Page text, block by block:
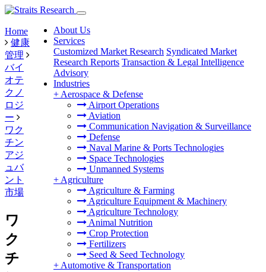
About Us
Services
Customized Market Research Syndicated Market
Research Reports Transaction & Legal Intelligence
Advisory
Industries
+ Aerospace & Defense
Airport Operations
Aviation
Communication Navigation & Surveillance
Defense
Naval Marine & Ports Technologies
Space Technologies
Unmanned Systems
+ Agriculture
Agriculture & Farming
Agriculture Equipment & Machinery
Agriculture Technology
Animal Nutrition
Crop Protection
Fertilizers
Seed & Seed Technology
+ Automotive & Transportation
Home
健康
管理
バイ
オテ
クノ
ロジ
ー
ワク
チン
アジ
ュバ
ント
市場
ワ
ク
チ